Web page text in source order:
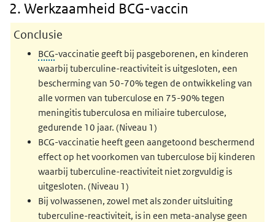
2. Werkzaamheid BCG-vaccin
Conclusie
BCG-vaccinatie geeft bij pasgeborenen, en kinderen
waarbij tuberculine-reactiviteit is uitgesloten, een
bescherming van 50-70% tegen de ontwikkeling van
alle vormen van tuberculose en 75-90% tegen
meningitis tuberculosa en miliaire tuberculose,
gedurende 10 jaar. (Niveau 1)
BCG-vaccinatie heeft geen aangetoond beschermend
effect op het voorkomen van tuberculose bij kinderen
waarbij tuberculine-reactiviteit niet zorgvuldig is
uitgesloten. (Niveau 1)
Bij volwassenen, zowel met als zonder uitsluiting
tuberculine-reactiviteit, is in een meta-analyse geen